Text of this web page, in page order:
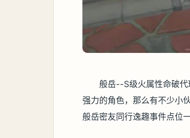
般岳--S级火属性命破
强力的角色，那么有不少小
般岳密友同行逸趣事件点位一